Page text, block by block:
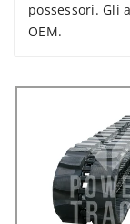
possessori. Gli
OEM.